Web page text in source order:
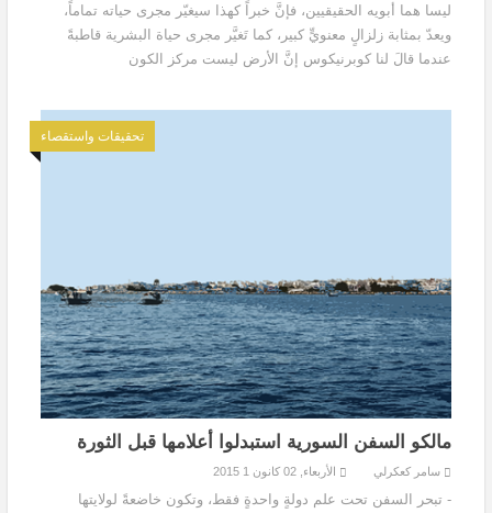
ليسا هما أبويه الحقيقيين، فإنَّ خبراً كهذا سيغيّر مجرى حياته تماماً،
ويعدّ بمثابة زلزالٍ معنويٍّ كبير، كما تَغيَّر مجرى حياة البشرية قاطبةً
عندما قالَ لنا كوبرنيكوس إنَّ الأرض ليست مركز الكون
تحقيقات واستقصاء
مالكو السفن السورية استبدلوا أعلامها قبل الثورة
سامر كعكرلي الأربعاء, 02 كانون 1 2015
- تبحر السفن تحت علم دولةٍ واحدةٍ فقط، وتكون خاضعةً لولايتها